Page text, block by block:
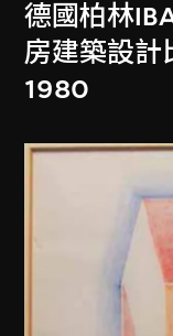
德國柏林
房建築設計
1980